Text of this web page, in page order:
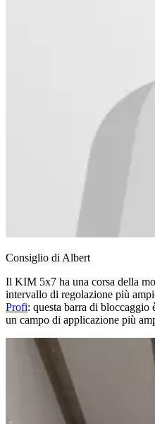
Consiglio di Albert
Il KIM 5x7 ha una corsa della
intervallo di regolazione più
Profi: questa barra di bloccaggio
un campo di applicazione più